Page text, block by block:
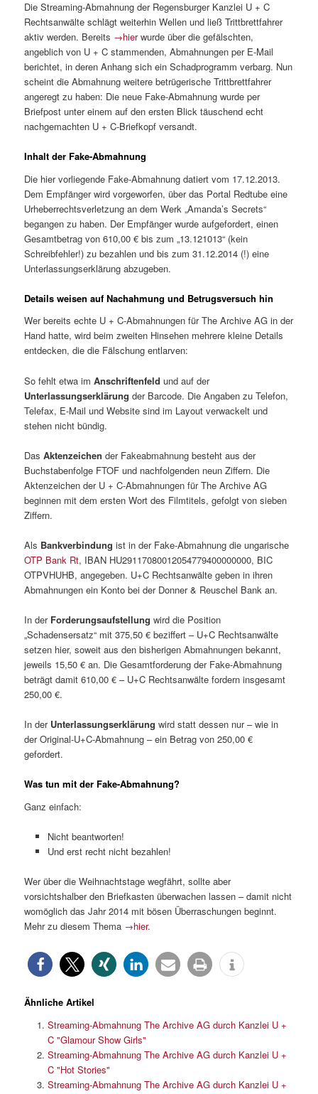
Die Streaming-Abmahnung der Regensburger Kanzlei U + C
Rechtsanwälte schlägt weiterhin Wellen und ließ Trittbrettfahrer
aktiv werden. Bereits →hierwurde über die gefälschten,
angeblich von U + C stammenden, Abmahnungen per E-Mail
berichtet, in deren Anhang sich ein Schadprogramm verbarg. Nun
scheint die Abmahnung weitere betrügerische Trittbrettfahrer
angeregt zu haben: Die neue Fake-Abmahnung wurde per
Briefpost unter einem auf den ersten Blick täuschend echt
nachgemachten U + C-Briefkopf versandt.
Inhalt der Fake-Abmahnung
Die hier vorliegende Fake-Abmahnung datiert vom 17.12.2013.
Dem Empfänger wird vorgeworfen, über das Portal Redtube eine
Urheberrechtsverletzung an dem Werk „Amanda’s Secrets“
begangen zu haben. Der Empfänger wurde aufgefordert, einen
Gesamtbetrag von 610,00 € bis zum „13.121013“ (kein
Schreibfehler!) zu bezahlen und bis zum 31.12.2014 (!) eine
Unterlassungserklärung abzugeben.
Details weisen auf Nachahmung und Betrugsversuch hin
Wer bereits echte U + C-Abmahnungen für The Archive AG in der
Hand hatte, wird beim zweiten Hinsehen mehrere kleine Details
entdecken, die die Fälschung entlarven:
So fehlt etwa imAnschriftenfeld und auf der
Unterlassungserklärung der Barcode. Die Angaben zu Telefon,
Telefax, E-Mail und Website sind im Layout verwackelt und
stehen nicht bündig.
DasAktenzeichen der Fakeabmahnung besteht aus der
Buchstabenfolge FTOF und nachfolgenden neun Ziffern. Die
Aktenzeichen der U + C-Abmahnungen für The Archive AG
beginnen mit dem ersten Wort des Filmtitels, gefolgt von sieben
Ziffern.
Als Bankverbindung ist in der Fake-Abmahnung die ungarische
OTP Bank Rt, IBAN HU29117080012054779400000000, BIC
OTPVHUHB, angegeben. U+C Rechtsanwälte geben in ihren
Abmahnungen ein Konto bei der Donner & Reuschel Bank an.
In der Forderungsaufstellung wird die Position
„Schadensersatz“ mit 375,50 € beziffert – U+C Rechtsanwälte
setzen hier, soweit aus den bisherigen Abmahnungen bekannt,
jeweils 15,50 € an. Die Gesamtforderung der Fake-Abmahnung
beträgt damit 610,00 € – U+C Rechtsanwälte fordern insgesamt
250,00 €.
In der Unterlassungserklärung wird statt dessen nur – wie in
der Original-U+C-Abmahnung – ein Betrag von 250,00 €
gefordert.
Was tun mit der Fake-Abmahnung?
Ganz einfach:
Nicht beantworten!
Und erst recht nicht bezahlen!
Wer über die Weihnachtstage wegfährt, sollte aber
vorsichtshalber den Briefkasten überwachen lassen – damit nicht
womöglich das Jahr 2014 mit bösen Überraschungen beginnt.
Mehr zu diesem Thema →hier.
Ähnliche Artikel
Streaming-Abmahnung The Archive AG durch Kanzlei U +
C "Glamour Show Girls"
Streaming-Abmahnung The Archive AG durch Kanzlei U +
C "Hot Stories"
Streaming-Abmahnung The Archive AG durch Kanzlei U +